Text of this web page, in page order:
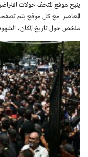
يتيح موقع المتحف جولات
المعاصر. مع كل موقع يتم
ملخص حول تاريخ المكان،